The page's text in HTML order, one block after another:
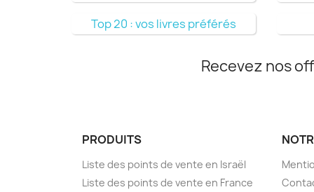
Top 20 : vos livres préférés
Recevez nos
PRODUITS
Liste des points de vente en Israël
Liste des points de vente en France